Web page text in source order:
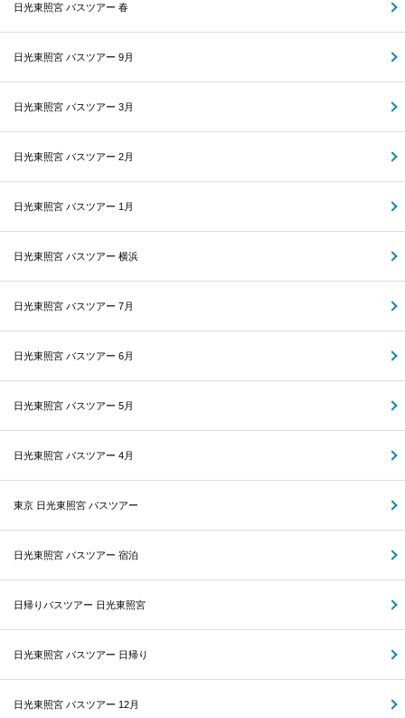
日光東照宮 バスツアー 春
日光東照宮 バスツアー 9月
日光東照宮 バスツアー 3月
日光東照宮 バスツアー 2月
日光東照宮 バスツアー 1月
日光東照宮 バスツアー 横浜
日光東照宮 バスツアー 7月
日光東照宮 バスツアー 6月
日光東照宮 バスツアー 5月
日光東照宮 バスツアー 4月
東京 日光東照宮 バスツアー
日光東照宮 バスツアー 宿泊
日帰りバスツアー 日光東照宮
日光東照宮 バスツアー 日帰り
日光東照宮 バスツアー 12月